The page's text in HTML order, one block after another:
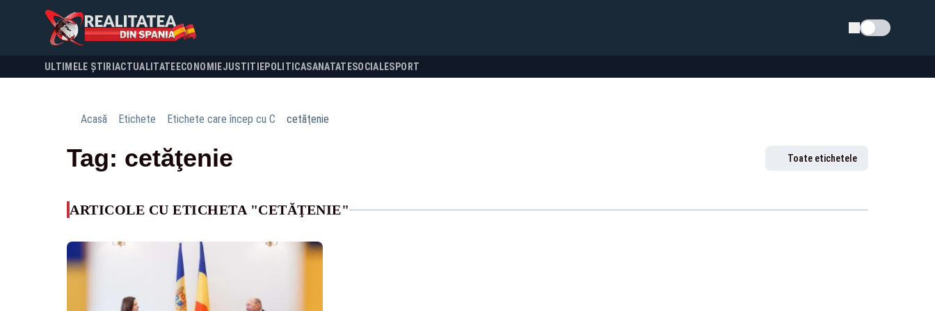
Schimba tema
ULTIMELE ȘTIRI ACTUALITATE ECONOMIEJUSTITIEPOLITICASANATATESOCIALESPORT
Acasă Etichete Etichete care încep cu C cetăţenie
Tag: cetăţenie Toate etichetele
ARTICOLE CU ETICHETA "CETĂŢENIE"